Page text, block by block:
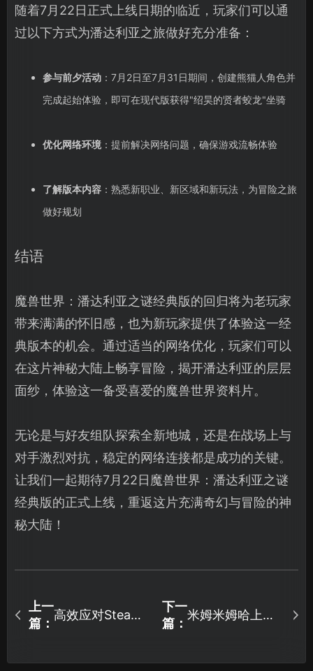
随着7月22日正式上线日期的临近，玩家们可以通
过以下方式为潘达利亚之旅做好充分准备：
参与前夕活动：7月2日至7月31日期间，创建熊猫人角色并
完成起始体验，即可在现代版获得"绍昊的贤者蛟龙"坐骑
优化网络环境：提前解决网络问题，确保游戏流畅体验
了解版本内容：熟悉新职业、新区域和新玩法，为冒险之旅
做好规划
结语
魔兽世界：潘达利亚之谜经典版的回归将为老玩家
带来满满的怀旧感，也为新玩家提供了体验这一经
典版本的机会。通过适当的网络优化，玩家们可以
在这片神秘大陆上畅享冒险，揭开潘达利亚的层层
面纱，体验这一备受喜爱的魔兽世界资料片。
无论是与好友组队探索全新地城，还是在战场上与
对手激烈对抗，稳定的网络连接都是成功的关键。
让我们一起期待7月22日魔兽世界：潘达利亚之谜
经典版的正式上线，重返这片充满奇幻与冒险的神
秘大陆！
上一
篇：
高效应对Steam
下一
篇：
米姆米姆哈上线